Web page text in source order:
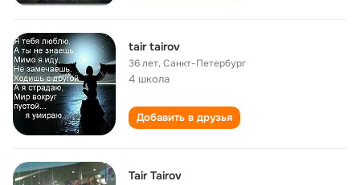
tair tairov
36 лет,Санкт-Петербург
4 школа
Добавить в друзья
Tair Tairov